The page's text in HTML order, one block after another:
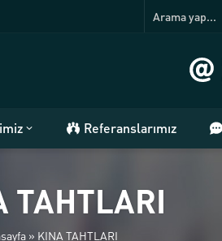
Referanslarımız
TAHTLARI
» KINA TAHTLARI